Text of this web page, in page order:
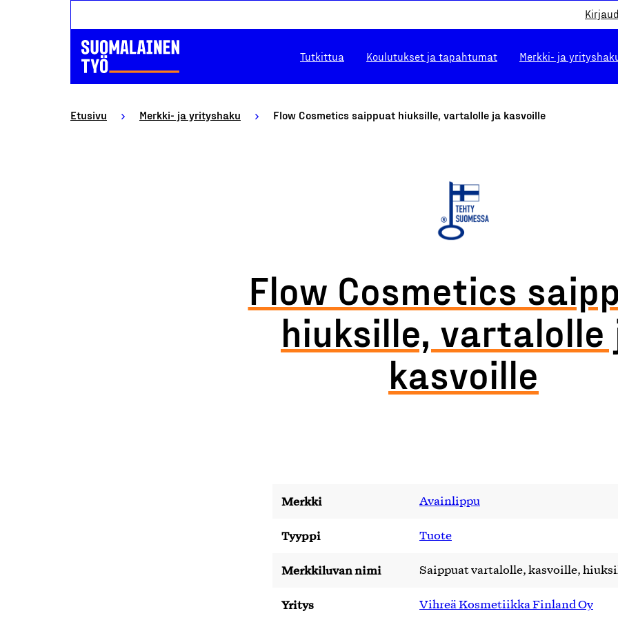
Tutkittua Koulutukset ja tapahtumat Merkki- ja
Etusivu Merkki- ja yrityshaku Flow Cosmetics saippuat hiuksille, vartalolle ja kasvoille
Flow Cosmetics
hiuksille, vartalolle
kasvoille
Merkki Avainlippu
Tyyppi Tuote
Merkkiluvan nimi Saippuat vartalolle, kasvoille,
Yritys Vihreä Kosmetiikka Finland Oy